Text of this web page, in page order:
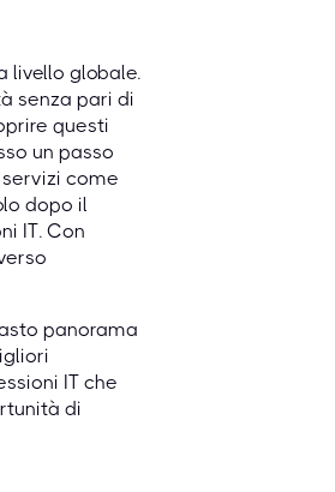
livello globale.
senza pari di
questi
un passo
come
dopo il
IT. Con
panorama
IT che
di